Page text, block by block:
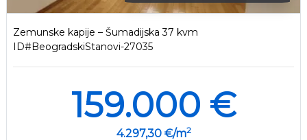
Zemunske kapije – Šumadijska 37 kvm
ID#BeogradskiStanovi-27035
159.000 €
4.297,30 €/m2